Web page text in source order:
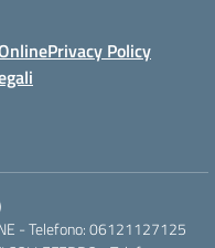
Privacy Policy
- Telefono: 06121127125